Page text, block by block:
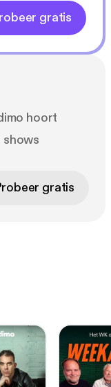
gratis
hoort
shows
gratis